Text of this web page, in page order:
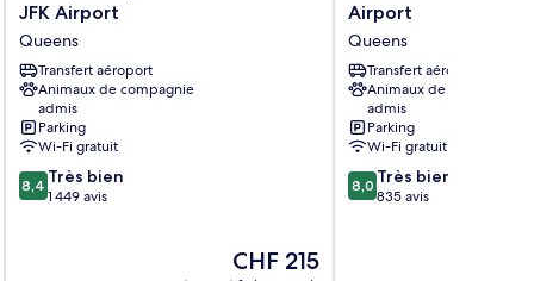
by
New
York
JFK
Airport
Queens
JFK Airport
Queens
Transfert aéroport
Animaux de compagnie
admis
Parking
Wi-Fi gratuit
8.4
sur
8,4 Très bien
1 449 avis
Le
CHF 215
Garden
Queens/JFK
Airport
Queens
Airport
Queens
Transfert aéroport
Animaux de compagnie
admis
Parking
Wi-Fi gratuit
8.0
sur
8,0 Très bien
835 avis